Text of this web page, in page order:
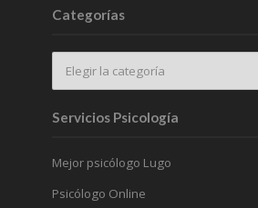
Categorías
Servicios Psicología
Mejor psicólogo Lugo
Psicólogo Online